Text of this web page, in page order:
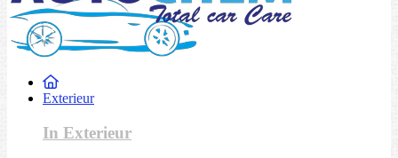
Exterieur
In Exterieur